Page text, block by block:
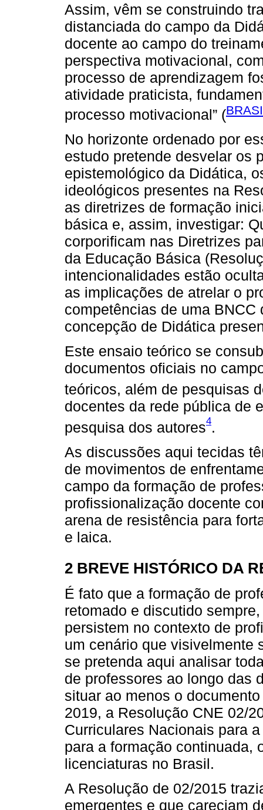
Assim, vêm se construindo
distanciada do campo da
docente ao campo do
perspectiva motivacional,
processo de aprendizagem
atividade praticista,
processo motivacional” (
No horizonte ordenado por
estudo pretende desvelar os
epistemológico da Didática,
ideológicos presentes na
as diretrizes de formação
básica e, assim, investigar:
corporificam nas Diretrizes
da Educação Básica
intencionalidades estão
as implicações de atrelar o
competências de uma
concepção de Didática
Este ensaio teórico se
documentos oficiais no
teóricos, além de pesquisas
docentes da rede pública de
pesquisa dos autores4.
As discussões aqui tecidas
de movimentos de
campo da formação de
profissionalização docente
arena de resistência para
e laica.
2 BREVE HISTÓRICO DA
É fato que a formação de
retomado e discutido
persistem no contexto de
um cenário que visivelmente
se pretenda aqui analisar
de professores ao longo das
situar ao menos o
2019, a Resolução CNE 02/
Curriculares Nacionais para
para a formação continuada,
licenciaturas no Brasil.
A Resolução de 02/2015
emergentes e que careciam